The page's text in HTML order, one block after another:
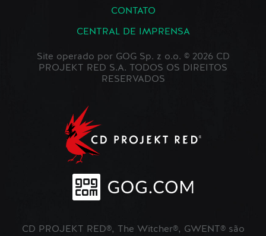
CONTATO
CENTRAL DE IMPRENSA
Site operado por GOG Sp. z o.o. © 2026 CD
PROJEKT RED S.A. TODOS OS DIREITOS
RESERVADOS
CD PROJEKT RED®, The Witcher®, GWENT® são